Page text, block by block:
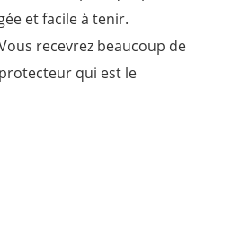
et facile à tenir.
recevrez beaucoup de
qui est le